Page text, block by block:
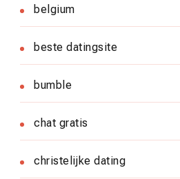
belgium
beste datingsite
bumble
chat gratis
christelijke dating